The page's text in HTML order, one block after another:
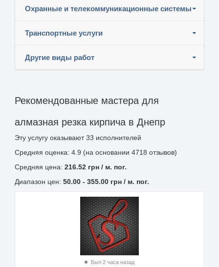
Охранные и телекоммуникационные системы
Транспортные услуги
Другие виды работ
Рекомендованные мастера для
алмазная резка кирпича в Днепр
Эту услугу оказывают33 исполнителей
Средняя оценка: 4.9 (на основании 4718 отзывов)
Средняя цена: 216.52 грн / м. пог.
Диапазон цен: 50.00 - 355.00 грн / м. пог.
Был 2 часа назад